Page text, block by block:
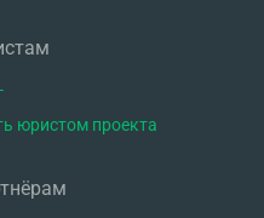
юристом проекта